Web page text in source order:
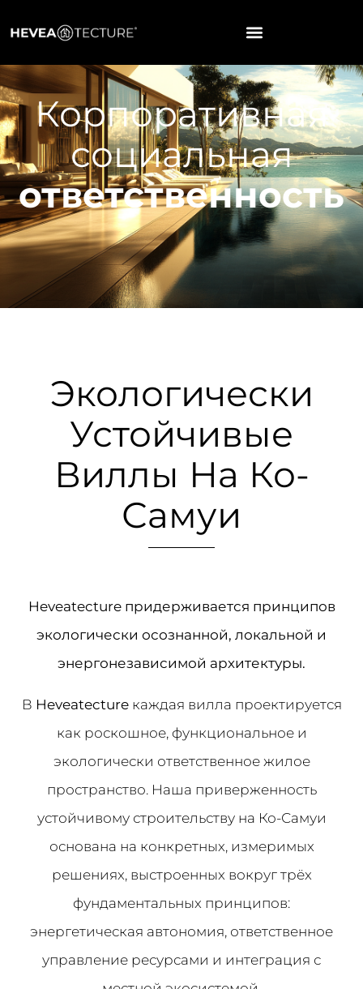
Корпоративная
социальная
ответственность
Экологически
Устойчивые
Виллы На Ко-
Самуи
Heveatecture придерживается принципов
экологически осознанной, локальной и
энергонезависимой архитектуры.
В Heveatectureкаждая вилла проектируется
как роскошное, функциональное и
экологически ответственное жилое
пространство. Наша приверженность
устойчивому строительству на Ко-Самуи
основана на конкретных, измеримых
решениях, выстроенных вокруг трёх
фундаментальных принципов:
энергетическая автономия, ответственное
управление ресурсами и интеграция с